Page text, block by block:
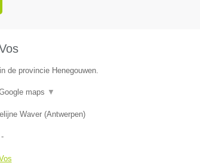
de provincie Henegouwen.
maps ▼
Waver(Antwerpen)
-